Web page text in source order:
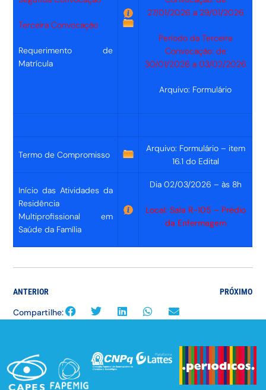
Terceira Convocação
Requerimento de
Matrícula
27/01/2026 a 29/01/2026
Período da Terceira
Convocação: de
30/01/2026 a 03/02/2026
Arquivo: Formulário
Termo de Compromisso
Arquivo: Formulário – item
16.1 do Edital
Início das Atividades da
Residência
Multiprofissional em
Saúde da Família
Dia 02/03/2026 – às 8h
Local: Sala R-105 – Prédio
da Enfermagem
ANTERIOR PRÓXIMO
Compartilhe: